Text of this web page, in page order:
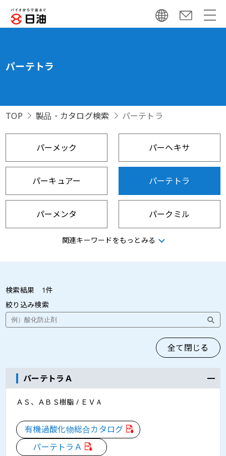
パーテトラ
TOP 製品・カタログ検索 パーテトラ
パーメック パーヘキサ
パーキュアー パーテトラ
パーメンタ パークミル
パーロイル パーヘキシル
関連キーワードをもっとみる
検索結果 1件
絞り込み検索
全て閉じる
パーテトラＡ
ＡＳ、ＡＢＳ樹脂 / ＥＶＡ
有機過酸化物総合カタログ
パーテトラＡ